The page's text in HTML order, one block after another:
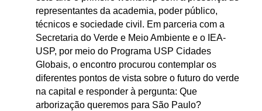
representantes da academia, poder público,
técnicos e sociedade civil. Em parceria com a
Secretaria do Verde e Meio Ambiente e o IEA-
USP, por meio do Programa USP Cidades
Globais, o encontro procurou contemplar os
diferentes pontos de vista sobre o futuro do verde
na capital e responder à pergunta: Que
arborização queremos para São Paulo?